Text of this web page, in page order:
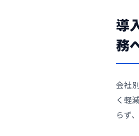
導
務
会社
く軽
らず